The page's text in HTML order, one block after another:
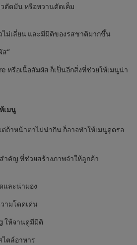
ตัดมัน หรือหวานตัดเค็ม
ไม่เลี่ยน และมีมิติของรสชาติมากขึ้น
ส”
หรือเนื้อสัมผัส ก็เป็นอีกสิ่งที่ช่วยให้เมนูน่า
เมนู
ถ้าหน้าตาไม่น่ากิน ก็อาจทำให้เมนูดูดรอ
ำคัญ ที่ช่วยสร้างภาพจำให้ลูกค้า
และน่ามอง
ามโดดเด่น
ให้จานดูมีมิติ
ไตล์อาหาร